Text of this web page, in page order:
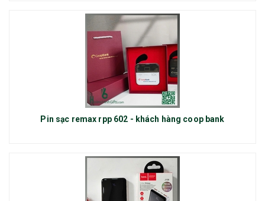
Pin sạc remax rpp 602 - khách hàng coop bank